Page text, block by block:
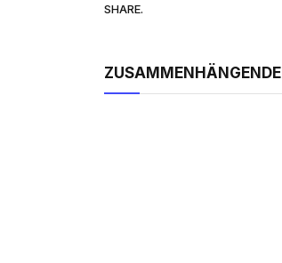
SHARE.
ZUSAMMENHÄNGENDE